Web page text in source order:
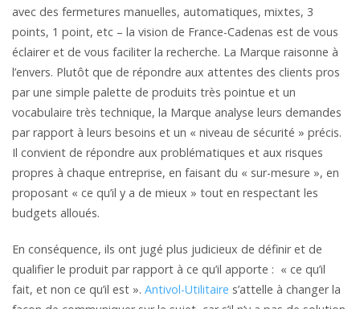
avec des fermetures manuelles, automatiques, mixtes, 3
points, 1 point, etc – la vision de France-Cadenas est de vous
éclairer et de vous faciliter la recherche. La Marque raisonne à
l’envers. Plutôt que de répondre aux attentes des clients pros
par une simple palette de produits très pointue et un
vocabulaire très technique, la Marque analyse leurs demandes
par rapport à leurs besoins et un « niveau de sécurité » précis.
Il convient de répondre aux problématiques et aux risques
propres à chaque entreprise, en faisant du « sur-mesure », en
proposant « ce qu’il y a de mieux » tout en respectant les
budgets alloués.
En conséquence, ils ont jugé plus judicieux de définir et de
qualifier le produit par rapport à ce qu’il apporte : « ce qu’il
fait, et non ce qu’il est ». Antivol-Utilitaire s’attelle à changer la